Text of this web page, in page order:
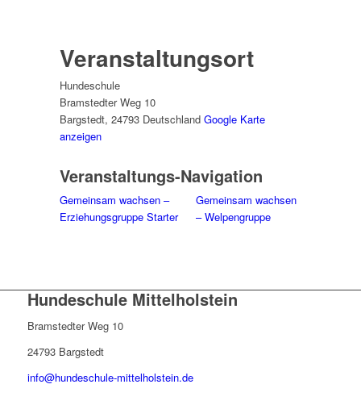
Veranstaltungsort
Hundeschule
Bramstedter Weg 10
Bargstedt, 24793 Deutschland Google Karte
anzeigen
Veranstaltungs-Navigation
Gemeinsam wachsen –
Erziehungsgruppe Starter
Gemeinsam wachsen
– Welpengruppe
Hundeschule Mittelholstein
Bramstedter Weg 10
24793 Bargstedt
info@hundeschule-mittelholstein.de